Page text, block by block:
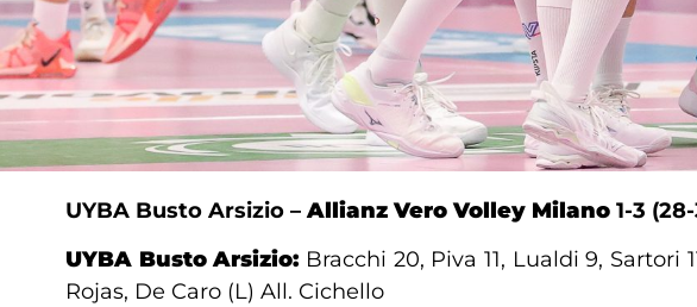
UYBA Busto Arsizio –Allianz Vero Volley Milano 1-3
UYBA Busto Arsizio: Bracchi 20, Piva 11, Lualdi 9, Sartori
Rojas, De Caro (L) All. Cichello